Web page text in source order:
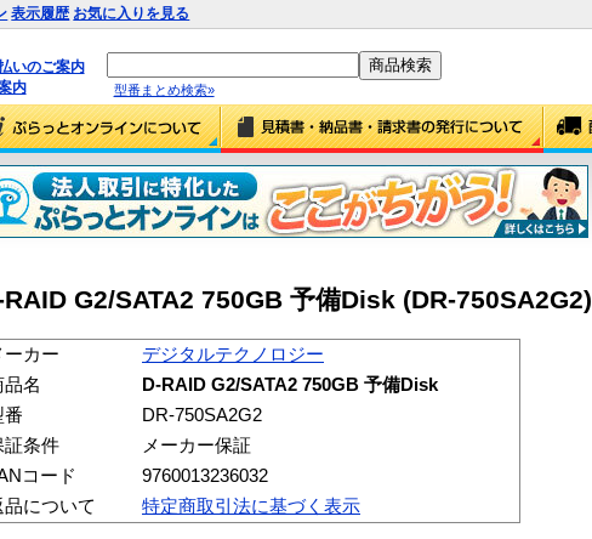
表示履歴 お気に入りを見る
いのご案内
内
型番まとめ検索»
G2/SATA2 750GB 予備Disk (DR-750SA2G2)
ーカー
デジタルテクノロジー
品名
D-RAID G2/SATA2 750GB 予備Disk
番
DR-750SA2G2
証条件
メーカー保証
コード
9760013236032
品について
特定商取引法に基づく表示